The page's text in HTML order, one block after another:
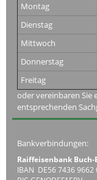
Montag
Dienstag
Mittwoch
Donnerstag
Freitag
oder vereinbaren Sie
entsprechenden
Bankverbindungen:
Raiffeisenbank Buch-
IBAN DE56 7436 9662